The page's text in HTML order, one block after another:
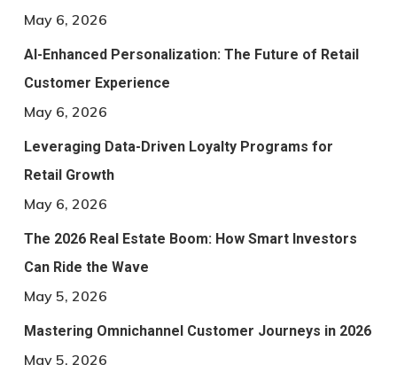
May 6, 2026
AI-Enhanced Personalization: The Future of Retail
Customer Experience
May 6, 2026
Leveraging Data-Driven Loyalty Programs for
Retail Growth
May 6, 2026
The 2026 Real Estate Boom: How Smart Investors
Can Ride the Wave
May 5, 2026
Mastering Omnichannel Customer Journeys in 2026
May 5, 2026